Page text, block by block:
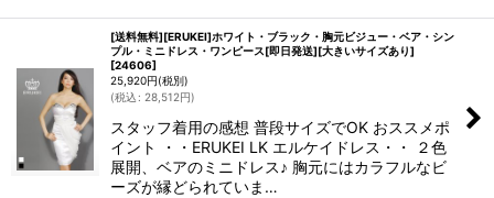
[送料無料][ERUKEI]ホワイト・ブラック・胸元ビジュー・ベア・シン
プル・ミニドレス・ワンピース[即日発送][大きいサイズあり]
[24606]
25,920円(税別)
(税込: 28,512円)
スタッフ着用の感想 普段サイズでOK おススメポ
イント ・・ERUKEI LK エルケイドレス・・ ２色
展開、ベアのミニドレス♪ 胸元にはカラフルなビ
ーズが縁どられていま…